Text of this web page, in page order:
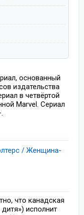
основанный
издательства
в четвёртой
Marvel. Сериал
/ Женщина-
что канадская
исполнит